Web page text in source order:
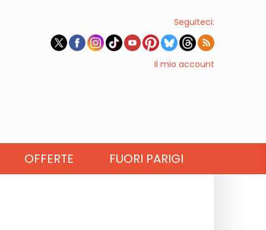
Seguiteci:
Il mio account
OFFERTE FUORI PARIGI